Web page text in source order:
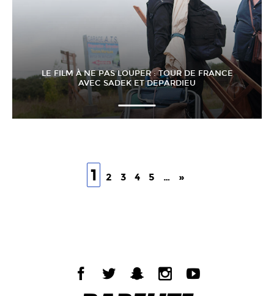
LE FILM À NE PAS LOUPER : TOUR DE FRANCE
AVEC SADEK ET DEPARDIEU
1 2 3 4 5 … »